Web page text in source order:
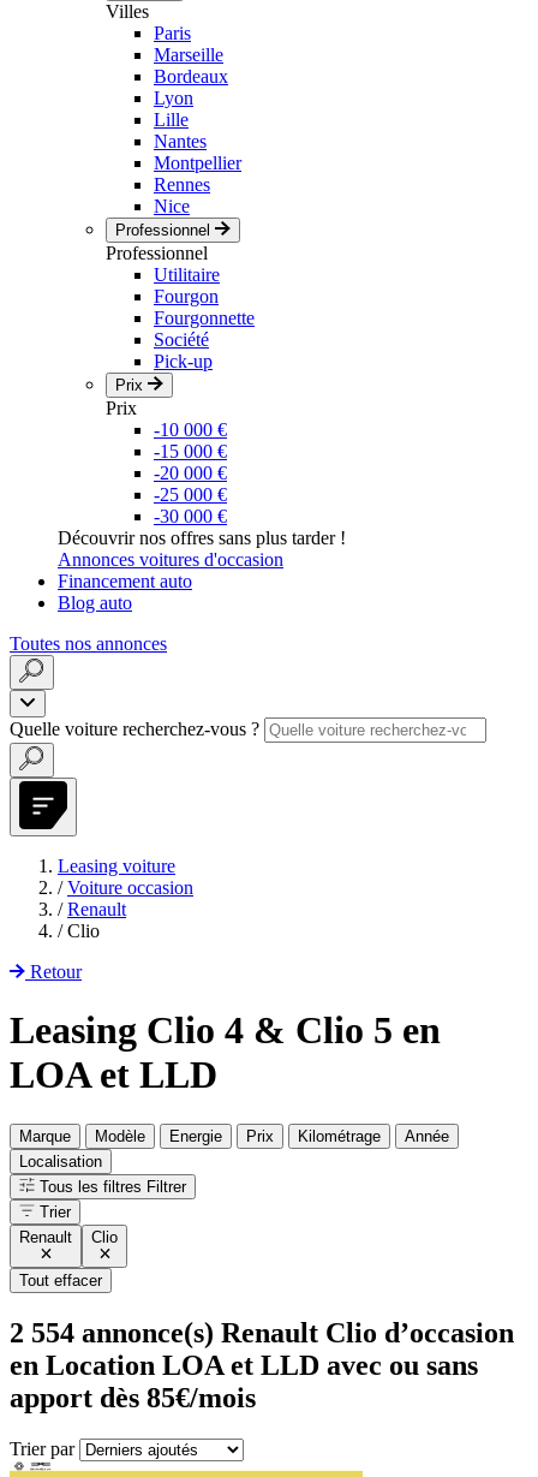
Villes
Paris
Marseille
Bordeaux
Lyon
Lille
Nantes
Montpellier
Rennes
Nice
Professionnel
Professionnel
Utilitaire
Fourgon
Fourgonnette
Société
Pick-up
Prix
Prix
-10 000 €
-15 000 €
-20 000 €
-25 000 €
-30 000 €
Découvrir nos offres sans plus tarder !
Annonces voitures d'occasion
Financement auto
Blog auto
Toutes nos annonces
Quelle voiture recherchez-vous ?
Leasing voiture
/ Voiture occasion
/ Renault
/ Clio
Retour
Leasing Clio 4 & Clio 5 en
LOA et LLD
Marque Modèle Energie Prix Kilométrage
Année
Localisation
Tous les filtres Filtrer
Trier
Renault
Clio
Tout effacer
2 554 annonce(s) Renault Clio d’occasion
en Location LOA et LLD avec ou sans
apport dès 85€/mois
Trier par